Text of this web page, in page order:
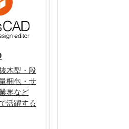
木型・段
梱包・サ
界など
活躍する